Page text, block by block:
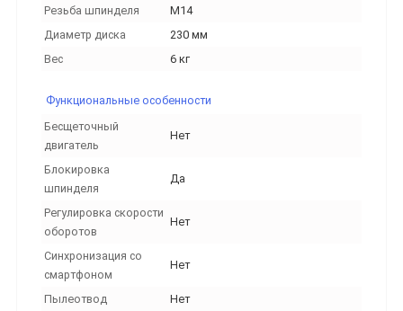
Резьба шпинделя
M14
Диаметр диска
230 мм
Вес
6 кг
Функциональные особенности
Бесщеточный
двигатель
Нет
Блокировка
шпинделя
Да
Регулировка скорости
оборотов
Нет
Синхронизация со
смартфоном
Нет
Пылеотвод Нет